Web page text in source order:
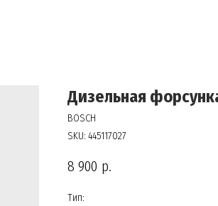
Дизельная
BOSCH
SKU: 445117027
8 900 р.
Тип: